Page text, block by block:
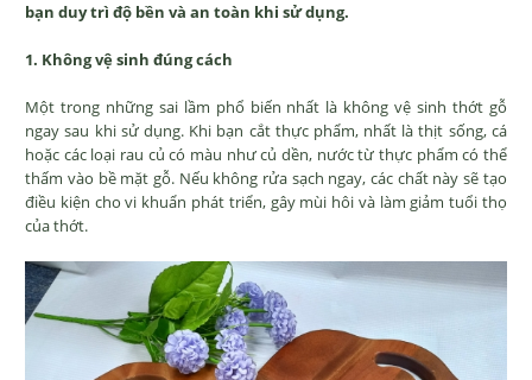
bạn duy trì độ bền và an toàn khi sử dụng.
1. Không vệ sinh đúng cách
Một trong những sai lầm phổ biến nhất là không vệ sinh thớt gỗ
ngay sau khi sử dụng. Khi bạn cắt thực phẩm, nhất là thịt sống, cá
hoặc các loại rau củ có màu như củ dền, nước từ thực phẩm có thể
thấm vào bề mặt gỗ. Nếu không rửa sạch ngay, các chất này sẽ tạo
điều kiện cho vi khuẩn phát triển, gây mùi hôi và làm giảm tuổi thọ
của thớt.